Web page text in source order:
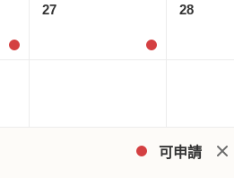
27 28
可申請